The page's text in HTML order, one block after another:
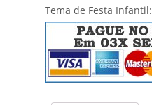
Tema de Festa Infantil: